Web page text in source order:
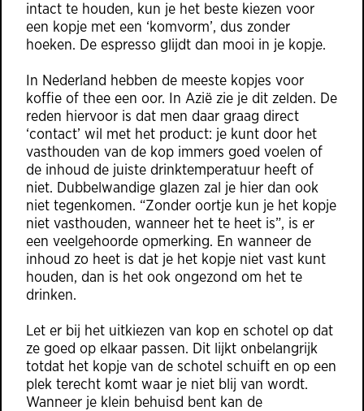
intact te houden, kun je het beste kiezen voor
een kopje met een ‘komvorm’, dus zonder
hoeken. De espresso glijdt dan mooi in je kopje.
In Nederland hebben de meeste kopjes voor
koffie of thee een oor. In Azië zie je dit zelden. De
reden hiervoor is dat men daar graag direct
‘contact’ wil met het product: je kunt door het
vasthouden van de kop immers goed voelen of
de inhoud de juiste drinktemperatuur heeft of
niet. Dubbelwandige glazen zal je hier dan ook
niet tegenkomen. “Zonder oortje kun je het kopje
niet vasthouden, wanneer het te heet is”, is er
een veelgehoorde opmerking. En wanneer de
inhoud zo heet is dat je het kopje niet vast kunt
houden, dan is het ook ongezond om het te
drinken.
Let er bij het uitkiezen van kop en schotel op dat
ze goed op elkaar passen. Dit lijkt onbelangrijk
totdat het kopje van de schotel schuift en op een
plek terecht komt waar je niet blij van wordt.
Wanneer je klein behuisd bent kan de